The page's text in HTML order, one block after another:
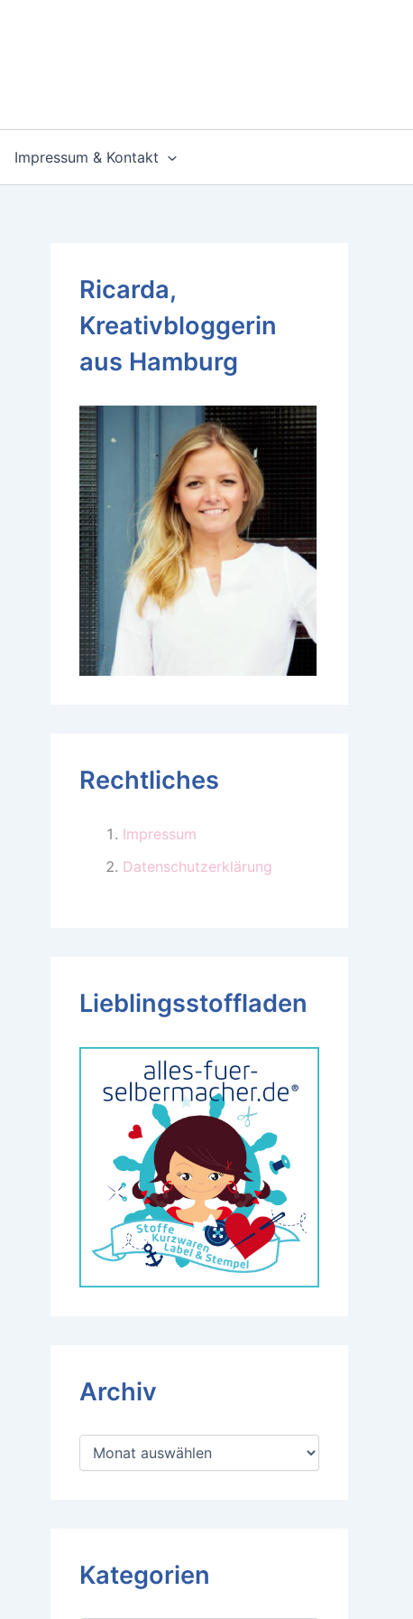
Impressum & Kontakt
Ricarda,
Kreativbloggerin
aus Hamburg
Rechtliches
Impressum
Datenschutzerklärung
Lieblingsstoffladen
Archiv
A
Kategorien